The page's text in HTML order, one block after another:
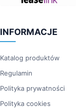
INFORMACJE
Katalog produktów
Regulamin
Polityka prywatności
Polityka cookies